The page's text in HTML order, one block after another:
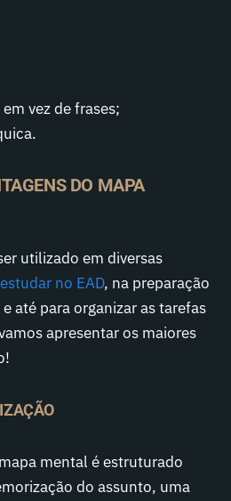
vez de frases;
DO MAPA
utilizado em diversas
estudar no EAD, na preparação
e até para organizar as tarefas
apresentar os maiores
mental é estruturado
do assunto, uma